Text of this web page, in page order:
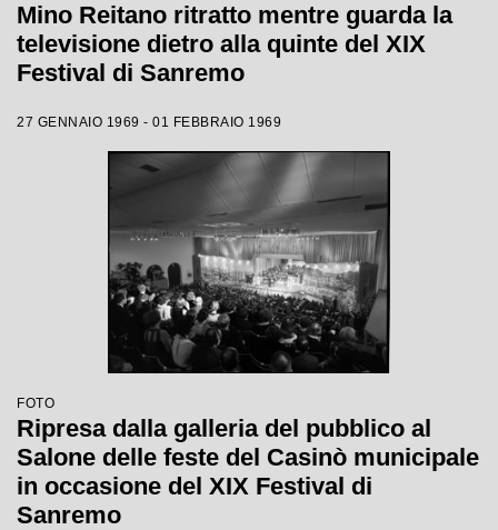
Mino Reitano ritratto mentre guarda la
televisione dietro alla quinte del XIX
Festival di Sanremo
27 GENNAIO 1969 - 01 FEBBRAIO 1969
FOTO
Ripresa dalla galleria del pubblico al
Salone delle feste del Casinò municipale
in occasione del XIX Festival di
Sanremo